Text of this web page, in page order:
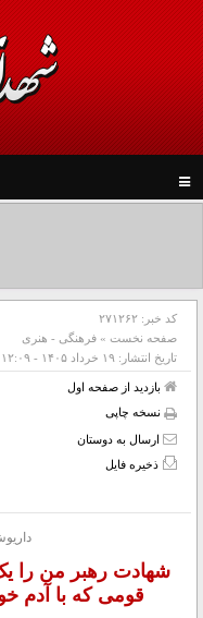
navigation
کد خبر: ۲۷۱۲۶۲
صفحه نخست » فرهنگی - هنری
تاریخ انتشار: ۱۹ خرداد ۱۴۰۵ - ۱۲:۰۹
بازدید از صفحه اول
نسخه چاپی
ارسال به دوستان
ذخیره فایل
شهادت رهبر من را
قومی که با آدم